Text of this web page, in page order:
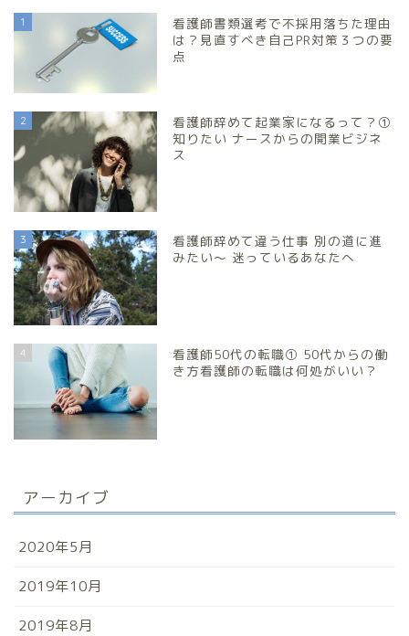
1
看護師書類選考で不採用落ちた理由
は？見直すべき自己PR対策３つの要
点
2
看護師辞めて起業家になるって？①
知りたい ナースからの開業ビジネ
ス
3
看護師辞めて違う仕事 別の道に進
みたい～ 迷っているあなたへ
4
看護師50代の転職① 50代からの働
き方看護師の転職は何処がいい？
アーカイブ
2020年5月
2019年10月
2019年8月